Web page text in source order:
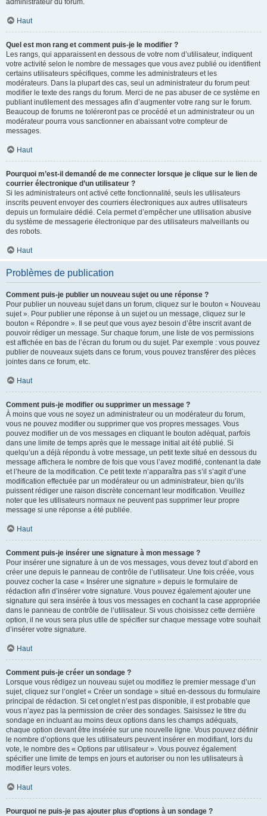
administrateur du forum.
Haut
Quel est mon rang et comment puis-je le modifier ?
Les rangs, qui apparaissent en dessous de votre nom d’utilisateur, indiquent
votre activité selon le nombre de messages que vous avez publié ou identifient
certains utilisateurs spécifiques, comme les administrateurs et les
modérateurs. Dans la plupart des cas, seul un administrateur du forum peut
modifier le texte des rangs du forum. Merci de ne pas abuser de ce système en
publiant inutilement des messages afin d’augmenter votre rang sur le forum.
Beaucoup de forums ne toléreront pas ce procédé et un administrateur ou un
modérateur pourra vous sanctionner en abaissant votre compteur de
messages.
Haut
Pourquoi m’est-il demandé de me connecter lorsque je clique sur le lien de
courrier électronique d’un utilisateur ?
Si les administrateurs ont activé cette fonctionnalité, seuls les utilisateurs
inscrits peuvent envoyer des courriers électroniques aux autres utilisateurs
depuis un formulaire dédié. Cela permet d’empêcher une utilisation abusive
du système de messagerie électronique par des utilisateurs malveillants ou
des robots.
Haut
Problèmes de publication
Comment puis-je publier un nouveau sujet ou une réponse ?
Pour publier un nouveau sujet dans un forum, cliquez sur le bouton « Nouveau
sujet ». Pour publier une réponse à un sujet ou un message, cliquez sur le
bouton « Répondre ». Il se peut que vous ayez besoin d’être inscrit avant de
pouvoir rédiger un message. Sur chaque forum, une liste de vos permissions
est affichée en bas de l’écran du forum ou du sujet. Par exemple : vous pouvez
publier de nouveaux sujets dans ce forum, vous pouvez transférer des pièces
jointes dans ce forum, etc.
Haut
Comment puis-je modifier ou supprimer un message ?
À moins que vous ne soyez un administrateur ou un modérateur du forum,
vous ne pouvez modifier ou supprimer que vos propres messages. Vous
pouvez modifier un de vos messages en cliquant le bouton adéquat, parfois
dans une limite de temps après que le message initial ait été publié. Si
quelqu’un a déjà répondu à votre message, un petit texte situé en dessous du
message affichera le nombre de fois que vous l’avez modifié, contenant la date
et l’heure de la modification. Ce petit texte n’apparaîtra pas s’il s’agit d’une
modification effectuée par un modérateur ou un administrateur, bien qu’ils
puissent rédiger une raison discrète concernant leur modification. Veuillez
noter que les utilisateurs normaux ne peuvent pas supprimer leur propre
message si une réponse a été publiée.
Haut
Comment puis-je insérer une signature à mon message ?
Pour insérer une signature à un de vos messages, vous devez tout d’abord en
créer une depuis le panneau de contrôle de l’utilisateur. Une fois créée, vous
pouvez cocher la case « Insérer une signature » depuis le formulaire de
rédaction afin d’insérer votre signature. Vous pouvez également ajouter une
signature qui sera insérée à tous vos messages en cochant la case appropriée
dans le panneau de contrôle de l’utilisateur. Si vous choisissez cette dernière
option, il ne vous sera plus utile de spécifier sur chaque message votre souhait
d’insérer votre signature.
Haut
Comment puis-je créer un sondage ?
Lorsque vous rédigez un nouveau sujet ou modifiez le premier message d’un
sujet, cliquez sur l’onglet « Créer un sondage » situé en-dessous du formulaire
principal de rédaction. Si cet onglet n’est pas disponible, il est probable que
vous n’ayez pas la permission de créer des sondages. Saisissez le titre du
sondage en incluant au moins deux options dans les champs adéquats,
chaque option devant être insérée sur une nouvelle ligne. Vous pouvez définir
le nombre d’options que les utilisateurs peuvent insérer en modifiant, lors du
vote, le nombre des « Options par utilisateur ». Vous pouvez également
spécifier une limite de temps en jours et autoriser ou non les utilisateurs à
modifier leurs votes.
Haut
Pourquoi ne puis-je pas ajouter plus d’options à un sondage ?